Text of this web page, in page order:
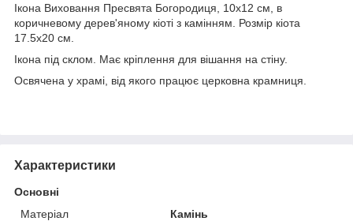
Ікона Виховання Пресвята Богородиця, 10х12 см, в
коричневому дерев'яному кіоті з камінням. Розмір кіота
17.5х20 см.
Ікона під склом. Має кріплення для вішання на стіну.
Освячена у храмі, від якого працює церковна крамниця.
Характеристики
Основні
Матеріал
Камінь